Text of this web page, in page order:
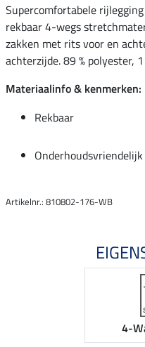
Supercomfortabele
rekbaar 4-wegs
zakken met rits voor en
achterzijde. 89 % polyester,
Materiaalinfo & kenmerken:
Rekbaar
Onderhoudsvriendelijk
Artikelnr.: 810802-176-WB
4-